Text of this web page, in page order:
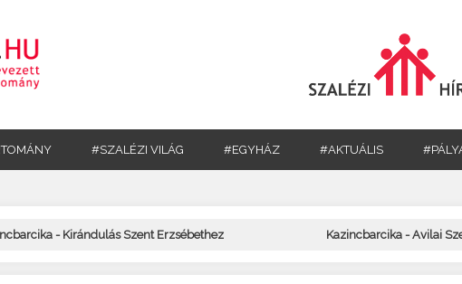
#SZALÉZI VILÁG #EGYHÁZ #AKTUÁLIS
- Kirándulás Szent Erzsébethez Kazincbarcika - Avilai